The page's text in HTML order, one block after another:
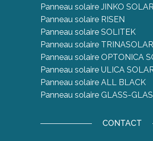
Panneau solaire JINKO SOLAR
Panneau solaire RISEN
Panneau solaire SOLITEK
Panneau solaire TRINASOLAR
Panneau solaire OPTONICA
Panneau solaire ULICA
Panneau solaire ALL BLACK
Panneau solaire GLASS-
CONTACT